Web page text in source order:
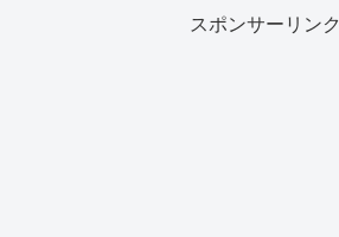
スポンサーリンク